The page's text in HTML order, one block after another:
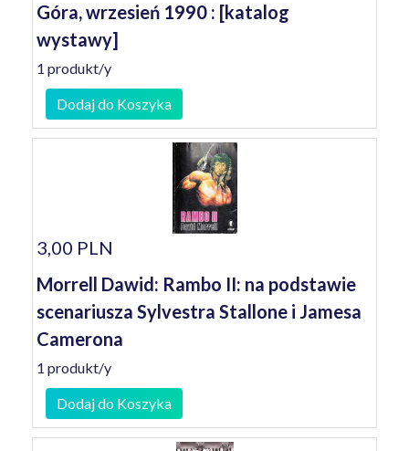
Góra, wrzesień 1990 : [katalog
wystawy]
1 produkt/y
Dodaj do Koszyka
3,00 PLN
Morrell Dawid: Rambo II: na podstawie
scenariusza Sylvestra Stallone i Jamesa
Camerona
1 produkt/y
Dodaj do Koszyka